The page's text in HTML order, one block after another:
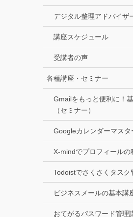
デジタル整理アドバイザ
講座スケジュール
受講者の声
各種講座・セミナー
Gmailをもっと便利に！
（セミナー）
Googleカレンダーマスタ
X-mindでプロフィールの
Todoistでさくさくタスク
ビジネスメールの基本講
おてがるパスワード管理